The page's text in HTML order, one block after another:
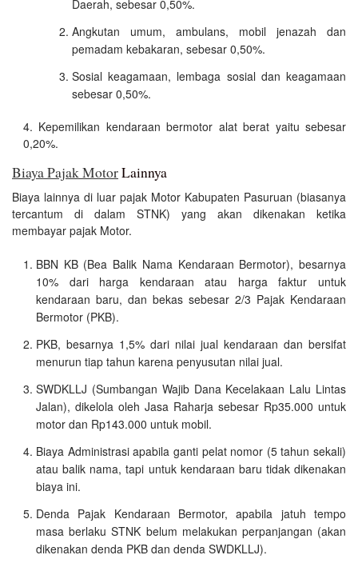
Daerah, sebesar 0,50%.
Angkutan umum, ambulans, mobil jenazah dan
pemadam kebakaran, sebesar 0,50%.
Sosial keagamaan, lembaga sosial dan keagamaan
sebesar 0,50%.
Kepemilikan kendaraan bermotor alat berat yaitu sebesar
0,20%.
Biaya Pajak MotorLainnya
Biaya lainnya di luar pajak Motor Kabupaten Pasuruan (biasanya
tercantum di dalam STNK) yang akan dikenakan ketika
membayar pajak Motor.
BBN KB (Bea Balik Nama Kendaraan Bermotor), besarnya
10% dari harga kendaraan atau harga faktur untuk
kendaraan baru, dan bekas sebesar 2/3 Pajak Kendaraan
Bermotor (PKB).
PKB, besarnya 1,5% dari nilai jual kendaraan dan bersifat
menurun tiap tahun karena penyusutan nilai jual.
SWDKLLJ (Sumbangan Wajib Dana Kecelakaan Lalu Lintas
Jalan), dikelola oleh Jasa Raharja sebesar Rp35.000 untuk
motor dan Rp143.000 untuk mobil.
Biaya Administrasi apabila ganti pelat nomor (5 tahun sekali)
atau balik nama, tapi untuk kendaraan baru tidak dikenakan
biaya ini.
Denda Pajak Kendaraan Bermotor, apabila jatuh tempo
masa berlaku STNK belum melakukan perpanjangan (akan
dikenakan denda PKB dan denda SWDKLLJ).